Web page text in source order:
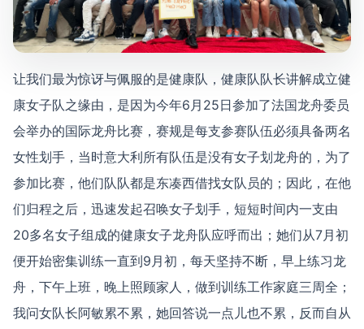
让我们最为惊讶与佩服的是健康队，健康队队长讲解成立健
康女子队之缘由，是因为今年6月25日参加了法国龙舟委员
会举办的国际龙舟比赛，赛规是每支参赛队伍必须具备两名
女性划手，当时意大利所有队伍是没有女子划龙舟的，为了
参加比赛，他们队队都是东凑西借找女队员的；因此，在他
们归程之后，迅速发起召唤女子划手，短短时间内一支由
20多名女子组成的健康女子龙舟队应呼而出；她们从7月初
便开始密集训练一直到9月初，每天坚持不断，早上练习龙
舟，下午上班，晚上照顾家人，做到训练工作家庭三周全；
我问女队长阿敏累不累，她回答说一点儿也不累，反而自从